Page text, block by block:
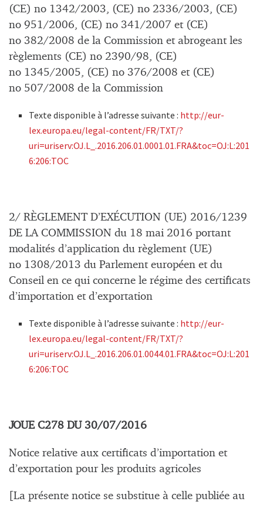
(CE) no 1342/2003, (CE) no 2336/2003, (CE)
no 951/2006, (CE) no 341/2007 et (CE)
no 382/2008 de la Commission et abrogeant les
règlements (CE) no 2390/98, (CE)
no 1345/2005, (CE) no 376/2008 et (CE)
no 507/2008 de la Commission
Texte disponible à l’adresse suivante : http://eur-
lex.europa.eu/legal-content/FR/TXT/?
uri=uriserv:OJ.L_.2016.206.01.0001.01.FRA&toc=OJ:L:201
6:206:TOC
2/ RÈGLEMENT D’EXÉCUTION (UE) 2016/1239
DE LA COMMISSION du 18 mai 2016 portant
modalités d’application du règlement (UE)
no 1308/2013 du Parlement européen et du
Conseil en ce qui concerne le régime des certificats
d’importation et d’exportation
Texte disponible à l’adresse suivante : http://eur-
lex.europa.eu/legal-content/FR/TXT/?
uri=uriserv:OJ.L_.2016.206.01.0044.01.FRA&toc=OJ:L:201
6:206:TOC
JOUE C278 DU 30/07/2016
Notice relative aux certificats d’importation et
d’exportation pour les produits agricoles
[La présente notice se substitue à celle publiée au